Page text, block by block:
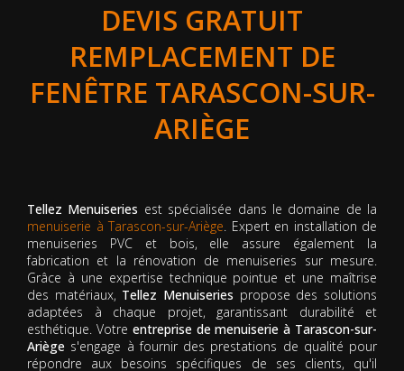
DEVIS GRATUIT
REMPLACEMENT DE
FENÊTRE TARASCON-SUR-
ARIÈGE
Tellez Menuiseries est spécialisée dans le domaine de la
menuiserie à Tarascon-sur-Ariège. Expert en installation de
menuiseries PVC et bois, elle assure également la
fabrication et la rénovation de menuiseries sur mesure.
Grâce à une expertise technique pointue et une maîtrise
des matériaux, Tellez Menuiseries propose des solutions
adaptées à chaque projet, garantissant durabilité et
esthétique. Votre entreprise de menuiserie à Tarascon-sur-
Ariège s'engage à fournir des prestations de qualité pour
répondre aux besoins spécifiques de ses clients, qu'il